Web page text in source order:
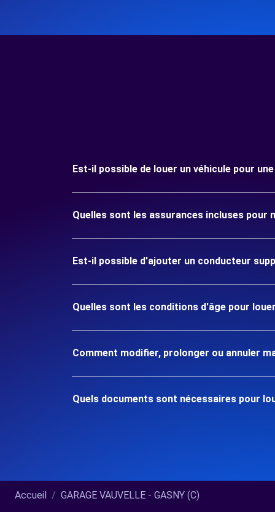
Est-il possible de louer un véhicule pour
Quelles sont les assurances incluses pour
Est-il possible d'ajouter un conducteur
Quelles sont les conditions d'âge pour
Comment modifier, prolonger ou annuler
Quels documents sont nécessaires pour
Accueil GARAGE VAUVELLE - GASNY (C)